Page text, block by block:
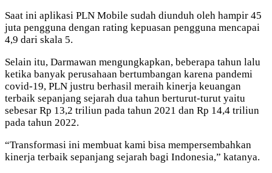
Saat ini aplikasi PLN Mobile sudah diunduh oleh hampir 45
juta pengguna dengan rating kepuasan pengguna mencapai
4,9 dari skala 5.
Selain itu, Darmawan mengungkapkan, beberapa tahun lalu
ketika banyak perusahaan bertumbangan karena pandemi
covid-19, PLN justru berhasil meraih kinerja keuangan
terbaik sepanjang sejarah dua tahun berturut-turut yaitu
sebesar Rp 13,2 triliun pada tahun 2021 dan Rp 14,4 triliun
pada tahun 2022.
“Transformasi ini membuat kami bisa mempersembahkan
kinerja terbaik sepanjang sejarah bagi Indonesia,” katanya.